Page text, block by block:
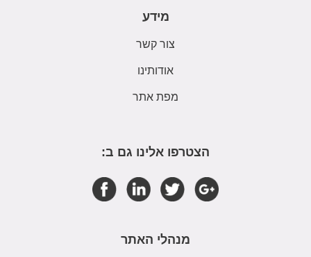
מידע
צור קשר
אודותינו
מפת אתר
הצטרפו אלינו גם ב:
מנהלי האתר